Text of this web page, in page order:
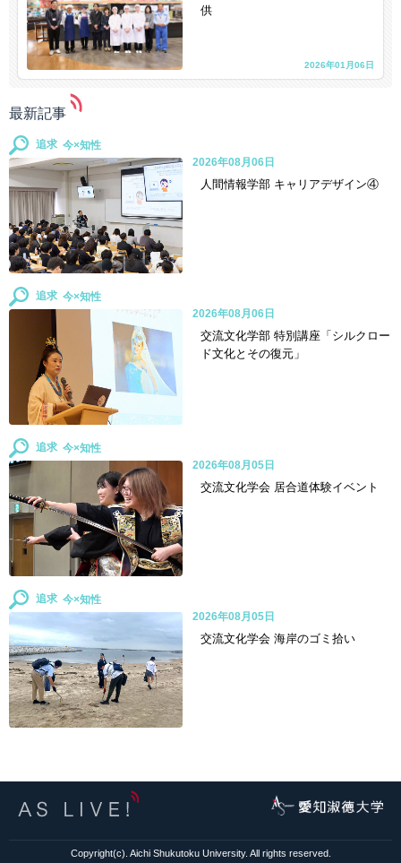
供
2026年01月06日
最新記事
追求
人間情報学部 キャリアデザイン④
2026年08月06日
追求
交流文化学部 特別講座「シルクロー
ド文化とその復元」
2026年08月06日
追求
交流文化学会 居合道体験イベント
2026年08月05日
追求
交流文化学会 海岸のゴミ拾い
2026年08月05日
Copyright(c). Aichi Shukutoku University. All rights reserved.